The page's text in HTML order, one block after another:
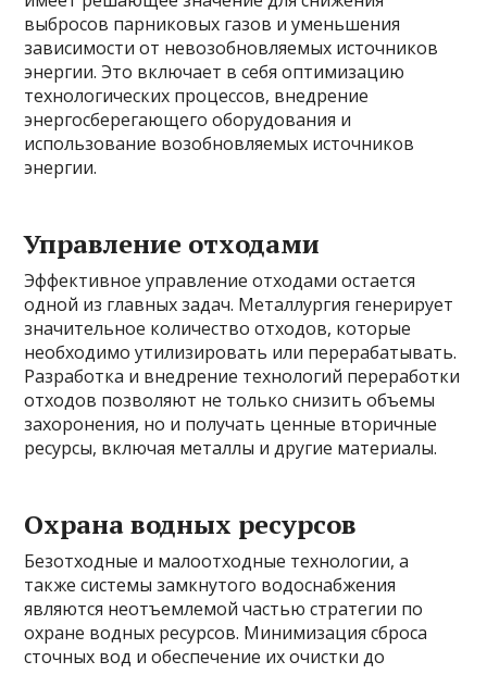
выбросов парниковых газов и уменьшения
зависимости от невозобновляемых источников
энергии. Это включает в себя оптимизацию
технологических процессов, внедрение
энергосберегающего оборудования и
использование возобновляемых источников
энергии.
Управление отходами
Эффективное управление отходами остается
одной из главных задач. Металлургия генерирует
значительное количество отходов, которые
необходимо утилизировать или перерабатывать.
Разработка и внедрение технологий переработки
отходов позволяют не только снизить объемы
захоронения, но и получать ценные вторичные
ресурсы, включая металлы и другие материалы.
Охрана водных ресурсов
Безотходные и малоотходные технологии, а
также системы замкнутого водоснабжения
являются неотъемлемой частью стратегии по
охране водных ресурсов. Минимизация сброса
сточных вод и обеспечение их очистки до